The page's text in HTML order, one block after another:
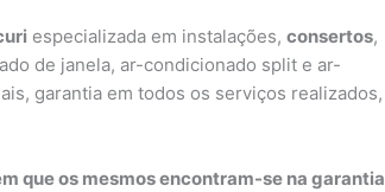
especializada em instalações,consertos,
de janela, ar-condicionado split e ar-
garantia em todos os serviços realizados,
que os mesmos encontram-se na garantia